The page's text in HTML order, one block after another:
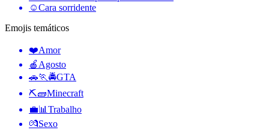
☺️Cara sorridente
Emojis temáticos
❤️Amor
🍎 Agosto
🚗🏃🚔GTA
⛏🧱Minecraft
💼📊 Trabalho
💏Sexo